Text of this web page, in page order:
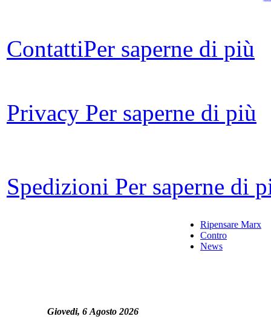
ContattiPer saperne di più
Privacy Per saperne di più
Spedizioni Per saperne di
Giovedi, 6 Agosto 2026
Ripensare Marx
Contro
News